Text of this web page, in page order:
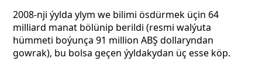
2008-nji ýylda ylym we bilimi ösdürmek üçin 64
milliard manat bölünip berildi (resmi walýuta
hümmeti boýunça 91 million ABŞ dollaryndan
gowrak), bu bolsa geçen ýyldakydan üç esse köp.